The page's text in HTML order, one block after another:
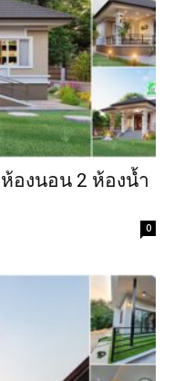
องนอน 2 ห้องน้ำ
0